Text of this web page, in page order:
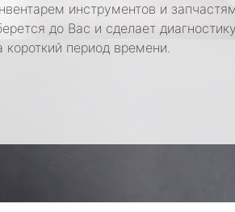
инструментов и
до Вас и сделает
короткий период времени.